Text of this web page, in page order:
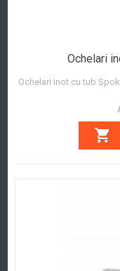
Ochelari
Ochelari inot cu tub